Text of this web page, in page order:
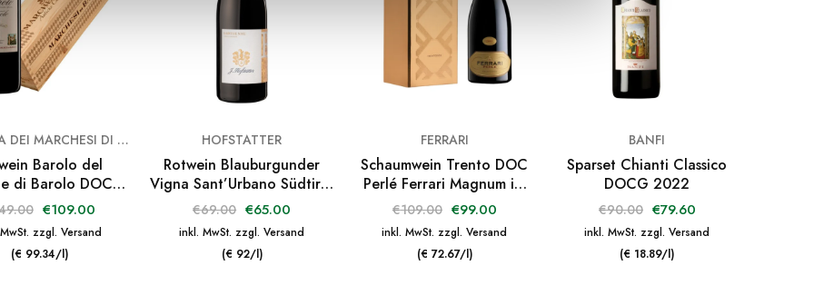
CANTINA DEI MARCHESI DI BAROLO
Barolo del
di Barolo DOCG
in Holzkiste
€109.00
zzgl. Versand
(€ 99.34/l)
HOFSTATTER
Rotwein Blauburgunder
Vigna Sant’Urbano Südtirol
Barthenau DOC 2017
€69.00 €65.00
inkl. MwSt. zzgl. Versand
(€ 92/l)
FERRARI
Schaumwein Trento DOC
Perlé Ferrari Magnum im
Karton
€109.00 €99.00
inkl. MwSt. zzgl. Versand
(€ 72.67/l)
BANFI
Sparset Chianti Classico
DOCG 2022
€90.00 €79.60
inkl. MwSt. zzgl. Versand
(€ 18.89/l)